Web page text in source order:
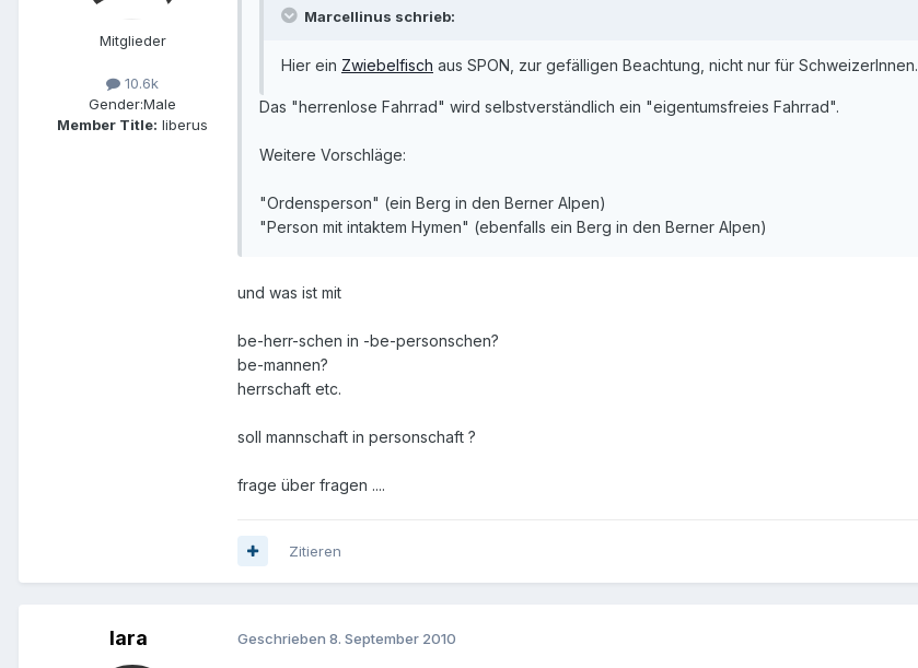
Mitglieder
10.6k
Gender:Male
Member Title: liberus
Marcellinus schrieb:
Hier ein Zwiebelfisch aus SPON, zur gefälligen Beachtung, nicht nur für SchweizerInnen.
Das "herrenlose Fahrrad" wird selbstverständlich ein "eigentumsfreies Fahrrad".
Weitere Vorschläge:
"Ordensperson" (ein Berg in den Berner Alpen)
"Person mit intaktem Hymen" (ebenfalls ein Berg in den Berner Alpen)
und was ist mit
be-herr-schen in -be-personschen?
be-mannen?
herrschaft etc.
soll mannschaft in personschaft ?
frage über fragen ....
Zitieren
lara Geschrieben 8. September 2010